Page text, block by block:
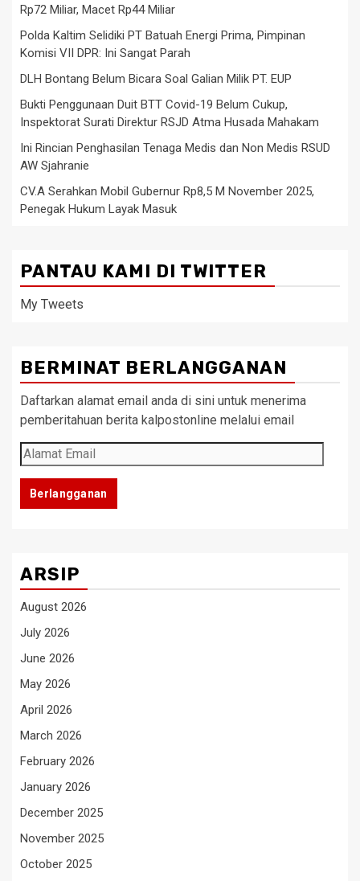
Rp72 Miliar, Macet Rp44 Miliar
Polda Kaltim Selidiki PT Batuah Energi Prima, Pimpinan
Komisi VII DPR: Ini Sangat Parah
DLH Bontang Belum Bicara Soal Galian Milik PT. EUP
Bukti Penggunaan Duit BTT Covid-19 Belum Cukup,
Inspektorat Surati Direktur RSJD Atma Husada Mahakam
Ini Rincian Penghasilan Tenaga Medis dan Non Medis RSUD
AW Sjahranie
CV.A Serahkan Mobil Gubernur Rp8,5 M November 2025,
Penegak Hukum Layak Masuk
PANTAU KAMI DI TWITTER
My Tweets
BERMINAT BERLANGGANAN
Daftarkan alamat email anda di sini untuk menerima
pemberitahuan berita kalpostonline melalui email
Alamat
Email
Berlangganan
ARSIP
August 2026
July 2026
June 2026
May 2026
April 2026
March 2026
February 2026
January 2026
December 2025
November 2025
October 2025